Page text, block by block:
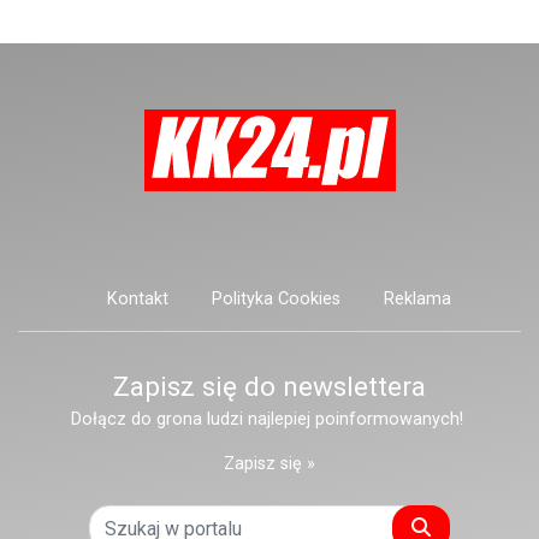
Kontakt Polityka Cookies Reklama
Zapisz się do newslettera
Dołącz do grona ludzi najlepiej poinformowanych!
Zapisz się »